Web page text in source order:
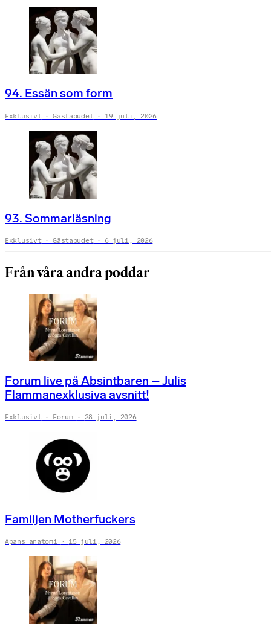
94. Essän som form
Exklusivt Gästabudet 19 juli, 2026
93. Sommarläsning
Exklusivt Gästabudet 6 juli, 2026
Från våra andra poddar
Forum live på Absintbaren – Julis
Flammanexklusiva avsnitt!
Exklusivt Forum 28 juli, 2026
Familjen Motherfuckers
Apans anatomi 15 juli, 2026